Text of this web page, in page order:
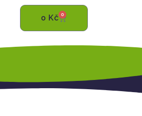
0 Kč 0